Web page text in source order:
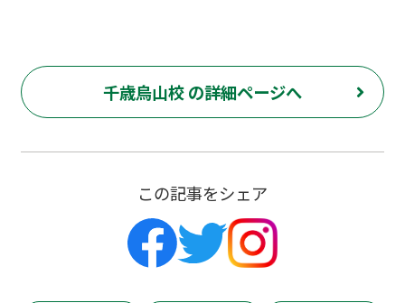
千歳烏山校 の詳細ページへ
この記事をシェア